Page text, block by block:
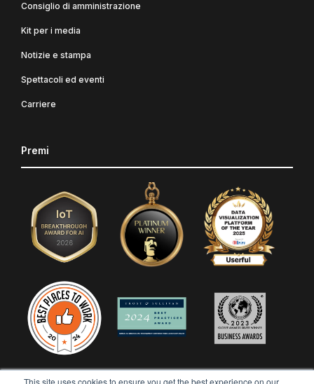
This site uses cookies to ensure you get the best experience on our
Consiglio di amministrazione
Kit per i media
Notizie e stampa
Spettacoli ed eventi
Carriere
Premi